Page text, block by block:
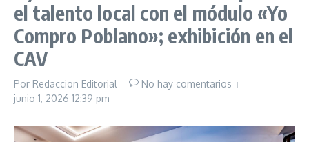
el talento local con el módulo «Yo
Compro Poblano»; exhibición en el
CAV
Por Redaccion Editorial
No hay comentarios
junio 1, 2026 12:39 pm